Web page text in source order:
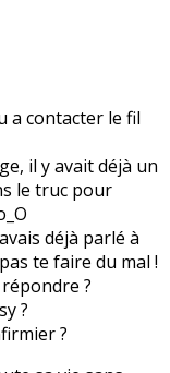
a contacter le fil
il y avait déjà un
le truc pour
déjà parlé à
te faire du mal !
?
?
?